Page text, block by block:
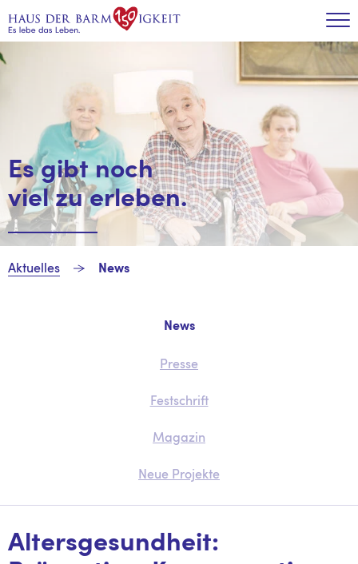
Es gibt noch
viel zu erleben.
Aktuelles News
News
Presse
Festschrift
Magazin
Neue Projekte
Altersgesundheit: